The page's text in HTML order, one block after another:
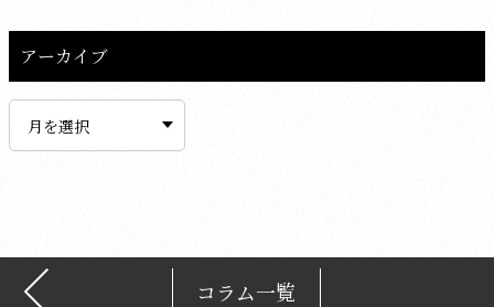
アーカイブ
イ
コラム一覧